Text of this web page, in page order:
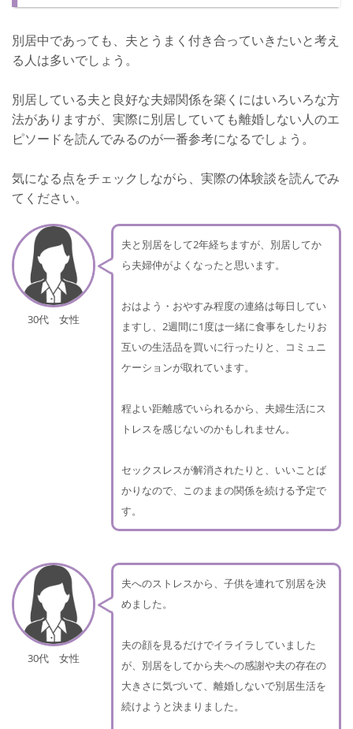
別居中であっても、夫とうまく付き合っていきたいと考え
る人は多いでしょう。
別居している夫と良好な夫婦関係を築くにはいろいろな方
法がありますが、実際に別居していても離婚しない人のエ
ピソードを読んでみるのが一番参考になるでしょう。
気になる点をチェックしながら、実際の体験談を読んでみ
てください。
30代 女性
夫と別居をして2年経ちますが、別居してか
ら夫婦仲がよくなったと思います。
おはよう・おやすみ程度の連絡は毎日してい
ますし、2週間に1度は一緒に食事をしたりお
互いの生活品を買いに行ったりと、コミュニ
ケーションが取れています。
程よい距離感でいられるから、夫婦生活にス
トレスを感じないのかもしれません。
セックスレスが解消されたりと、いいことば
かりなので、このままの関係を続ける予定で
す。
30代 女性
夫へのストレスから、子供を連れて別居を決
めました。
夫の顔を見るだけでイライラしていました
が、別居をしてから夫への感謝や夫の存在の
大きさに気づいて、離婚しないで別居生活を
続けようと決まりました。